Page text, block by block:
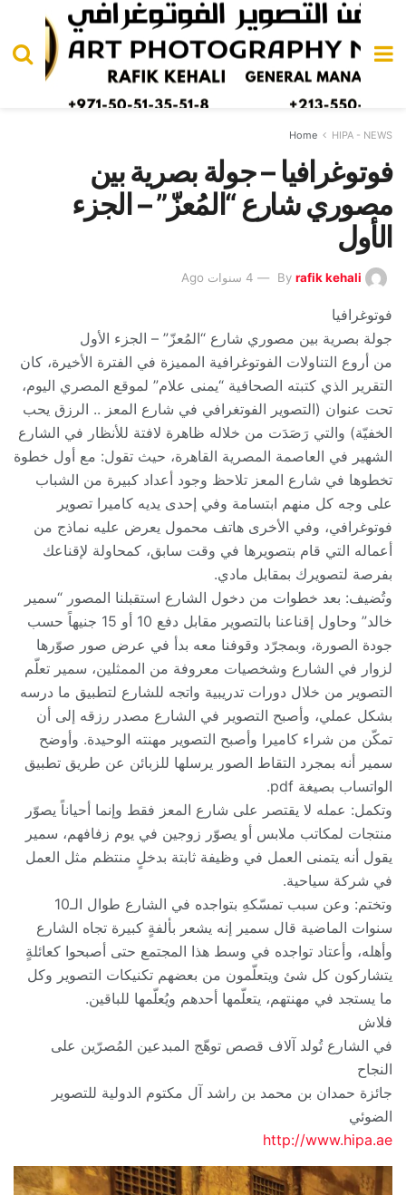
Home HIPA - NEWS
فوتوغرافيا – جولة بصرية بين
مصوري شارع “المُعزّ” – الجزء
الأول
By rafik kehali 4 سنوات Ago
فوتوغرافيا
جولة بصرية بين مصوري شارع “المُعزّ” – الجزء الأول
من أروع التناولات الفوتوغرافية المميزة في الفترة الأخيرة، كان
التقرير الذي كتبته الصحافية “يمنى علام” لموقع المصري اليوم،
تحت عنوان (التصوير الفوتغرافي في شارع المعز .. الرزق يحب
الخفيّة) والتي رَصَدَت من خلاله ظاهرة لافتة للأنظار في الشارع
الشهير في العاصمة المصرية القاهرة، حيث تقول: مع أول خطوة
تخطوها في شارع المعز تلاحظ وجود أعداد كبيرة من الشباب
على وجه كل منهم ابتسامة وفي إحدى يديه كاميرا تصوير
فوتوغرافي، وفي الأخرى هاتف محمول يعرض عليه نماذج من
أعماله التي قام بتصويرها في وقت سابق، كمحاولة لإقناعك
بفرصة لتصويرك بمقابل مادي.
وتُضيف: بعد خطوات من دخول الشارع استقبلنا المصور “سمير
خالد” وحاول إقناعنا بالتصوير مقابل دفع 10 أو 15 جنيهاً حسب
جودة الصورة، وبمجرّد وقوفنا معه بدأ في عرض صور صوّرها
لزوار في الشارع وشخصيات معروفة من الممثلين، سمير تعلّم
التصوير من خلال دورات تدريبية واتجه للشارع لتطبيق ما درسه
بشكل عملي، وأصبح التصوير في الشارع مصدر رزقه إلى أن
تمكّن من شراء كاميرا وأصبح التصوير مهنته الوحيدة. وأوضح
سمير أنه بمجرد التقاط الصور يرسلها للزبائن عن طريق تطبيق
الواتساب بصيغة pdf.
وتكمل: عمله لا يقتصر على شارع المعز فقط وإنما أحياناً يصوّر
منتجات لمكاتب ملابس أو يصوّر زوجين في يوم زفافهم، سمير
يقول أنه يتمنى العمل في وظيفة ثابتة بدخلٍ منتظم مثل العمل
في شركة سياحية.
وتختم: وعن سبب تمسّكهِ بتواجده في الشارع طوال الـ10
سنوات الماضية قال سمير إنه يشعر بألفةٍ كبيرة تجاه الشارع
وأهله، وأعتاد تواجده في وسط هذا المجتمع حتى أصبحوا كعائلةٍ
يتشاركون كل شئ ويتعلّمون من بعضهم تكنيكات التصوير وكل
ما يستجد في مهنتهم، يتعلّمها أحدهم ويُعلّمها للباقين.
فلاش
في الشارع تُولد آلاف قصص توهّج المبدعين المُصرّين على
النجاح
جائزة حمدان بن محمد بن راشد آل مكتوم الدولية للتصوير
الضوئي
http://www.hipa.ae